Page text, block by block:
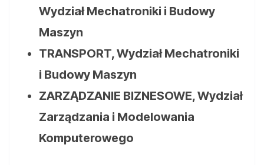
Wydział Mechatroniki i Budowy
Maszyn
TRANSPORT, Wydział Mechatroniki
i Budowy Maszyn
ZARZĄDZANIE BIZNESOWE, Wydział
Zarządzania i Modelowania
Komputerowego